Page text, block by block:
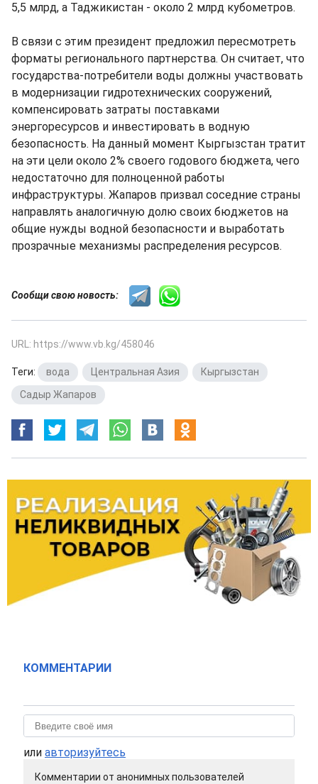
5,5 млрд, а Таджикистан - около 2 млрд кубометров.
В связи с этим президент предложил пересмотреть
форматы регионального партнерства. Он считает, что
государства-потребители воды должны участвовать
в модернизации гидротехнических сооружений,
компенсировать затраты поставками
энергоресурсов и инвестировать в водную
безопасность. На данный момент Кыргызстан тратит
на эти цели около 2% своего годового бюджета, чего
недостаточно для полноценной работы
инфраструктуры. Жапаров призвал соседние страны
направлять аналогичную долю своих бюджетов на
общие нужды водной безопасности и выработать
прозрачные механизмы распределения ресурсов.
Сообщи свою новость:
URL: https://www.vb.kg/458046
Теги: вода Центральная Азия Кыргызстан
Садыр Жапаров
КОММЕНТАРИИ
или авторизуйтесь
Комментарии от анонимных пользователей